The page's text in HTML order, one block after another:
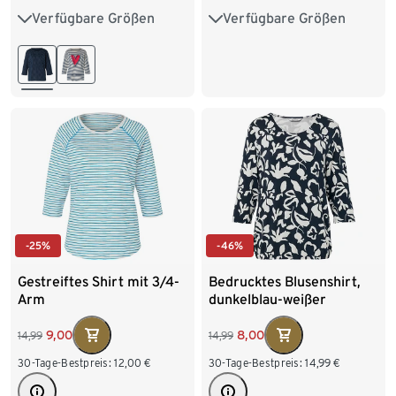
Verfügbare Größen
S 36/38 M 40/42
L 44/46
Verfügbare Größen
S 36/38 M 40/42
-25%
Gestreiftes Shirt mit 3/4-
Arm
14,99 9,00
30-Tage-Bestpreis: 12,00 €
-46%
Bedrucktes Blusenshirt,
dunkelblau-weißer
Alloverprint
14,99 8,00
30-Tage-Bestpreis: 14,99 €